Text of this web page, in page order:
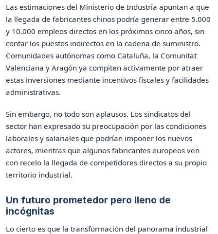
Las estimaciones del Ministerio de Industria apuntan a que
la llegada de fabricantes chinos podría generar entre 5.000
y 10.000 empleos directos en los próximos cinco años, sin
contar los puestos indirectos en la cadena de suministro.
Comunidades autónomas como Cataluña, la Comunitat
Valenciana y Aragón ya compiten activamente por atraer
estas inversiones mediante incentivos fiscales y facilidades
administrativas.
Sin embargo, no todo son aplausos. Los sindicatos del
sector han expresado su preocupación por las condiciones
laborales y salariales que podrían imponer los nuevos
actores, mientras que algunos fabricantes europeos ven
con recelo la llegada de competidores directos a su propio
territorio industrial.
Un futuro prometedor pero lleno de
incógnitas
Lo cierto es que la transformación del panorama industrial